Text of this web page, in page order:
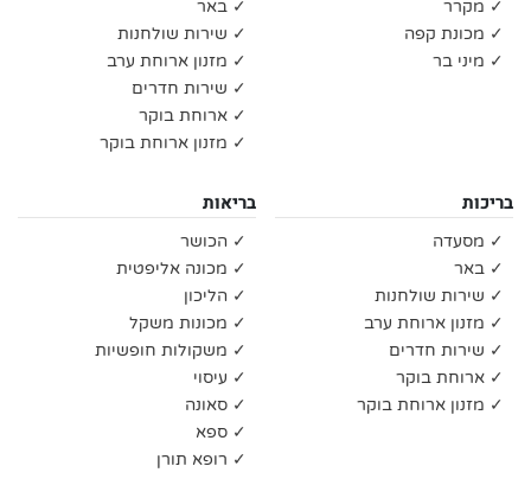
✓ מקרר
✓ מכונת קפה
✓ מיני בר
✓ באר
✓ שירות שולחנות
✓ מזנון ארוחת ערב
✓ שירות חדרים
✓ ארוחת בוקר
✓ מזנון ארוחת בוקר
בריכות
✓ מסעדה
✓ באר
✓ שירות שולחנות
✓ מזנון ארוחת ערב
✓ שירות חדרים
✓ ארוחת בוקר
✓ מזנון ארוחת בוקר
בריאות
✓ הכושר
✓ מכונה אליפטית
✓ הליכון
✓ מכונות משקל
✓ משקולות חופשיות
✓ עיסוי
✓ סאונה
✓ ספא
✓ רופא תורן